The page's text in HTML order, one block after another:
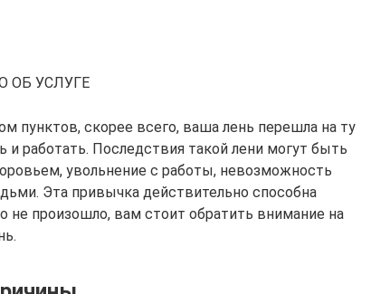
ОБ УСЛУГЕ
пунктов, скорее всего, ваша лень перешла на ту
работать. Последствия такой лени могут быть
увольнение с работы, невозможность
Эта привычка действительно способна
произошло, вам стоит обратить внимание на